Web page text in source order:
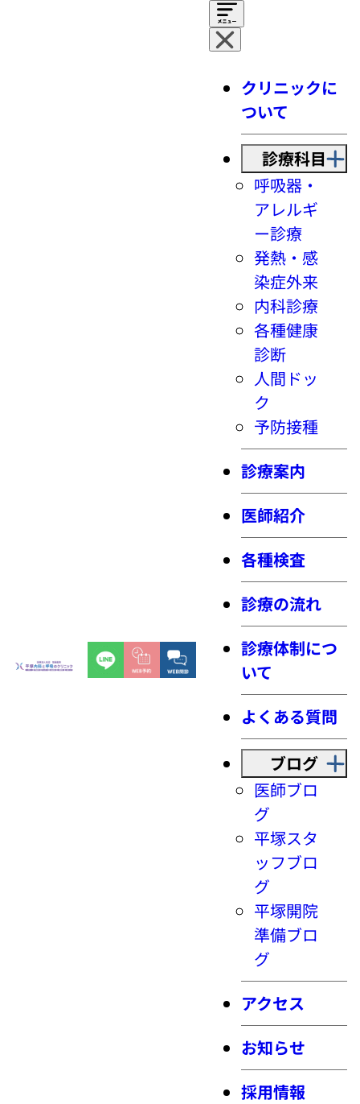
クリニックに
ついて
診療科目
呼吸器・
アレルギ
ー診療
発熱・感
染症外来
内科診療
各種健康
診断
人間ドッ
ク
予防接種
診療案内
医師紹介
各種検査
診療の流れ
診療体制につ
いて
よくある質問
ブログ
医師ブロ
グ
平塚スタ
ッフブロ
グ
平塚開院
準備ブロ
グ
アクセス
お知らせ
採用情報